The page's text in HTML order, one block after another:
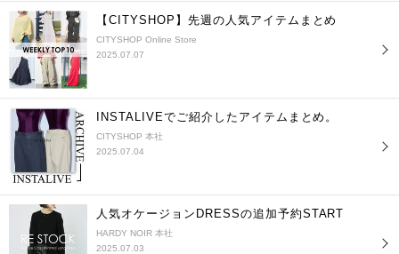
【CITYSHOP】先週の人気アイテムまとめ
CITYSHOP Online Store
2025.07.07
INSTALIVEでご紹介したアイテムまとめ。
CITYSHOP 本社
2025.07.04
人気オケージョンDRESSの追加予約START
HARDY NOIR 本社
2025.07.03